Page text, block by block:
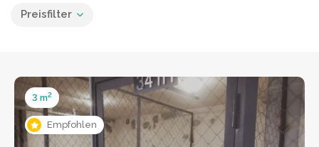
Preisfilter
Empfohlen
3 m2